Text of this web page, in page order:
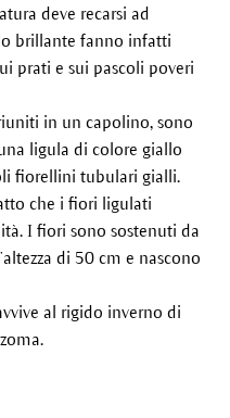
deve recarsi ad
brillante fanno infatti
prati e sui pascoli poveri
in un capolino, sono
ligula di colore giallo
fiorellini tubulari gialli.
che i fiori ligulati
I fiori sono sostenuti da
di 50 cm e nascono
al rigido inverno di